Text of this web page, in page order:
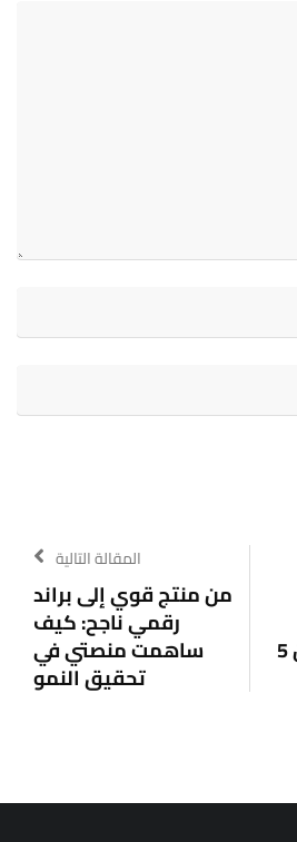
إلكتروني؟ اختبار من 5
المقالة التالية
من منتج قوي إلى براند
رقمي ناجح: كيف
ساهمت منصتي في
تحقيق النمو